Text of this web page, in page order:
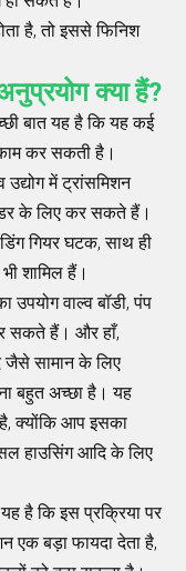
है, तो इससे फिनिश
क्या हैं?
बात यह है कि यह कई
कर सकती है।
में ट्रांसमिशन
के लिए कर सकते हैं।
गियर घटक, साथ ही
शामिल हैं।
उपयोग वाल्व बॉडी, पंप
सकते हैं। और हाँ,
जैसे सामान के लिए
बहुत अच्छा है। यह
है, क्योंकि आप इसका
हाउसिंग आदि के लिए
यह है कि इस प्रक्रिया पर
एक बड़ा फायदा देता है,